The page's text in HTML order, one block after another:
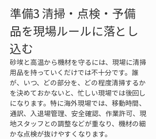
準備3 清掃・点検・予備
品を現場ルールに落とし
込む
砂埃と高温から機材を守るには、現場に清掃
用品を持っていくだけでは不十分です。誰
が、いつ、どの部分を、どの程度清掃するか
を決めておかないと、忙しい現場では後回し
になります。特に海外現場では、移動時間、
通訳、入退場管理、安全確認、作業許可、現
地スタッフとの調整などが重なり、機材の細
かな点検が抜けやすくなります。